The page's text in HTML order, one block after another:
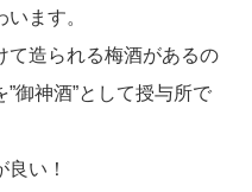
ます。
て造られる梅酒があるの
”御神酒”として授与所で
い！